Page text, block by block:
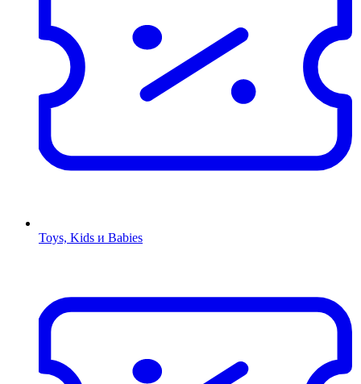
Toys, Kids и Babies